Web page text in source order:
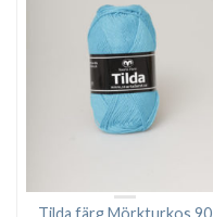
Tilda färg Mörkturkos 90